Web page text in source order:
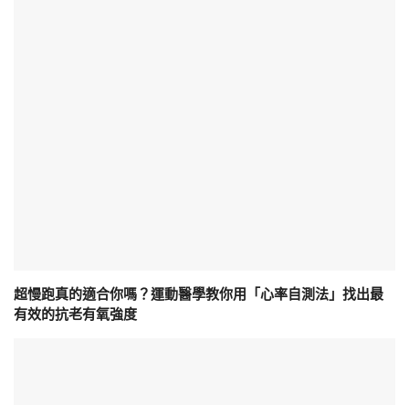
超慢跑真的適合你嗎？運動醫學教你用「心率自測法」找出最
有效的抗老有氧強度